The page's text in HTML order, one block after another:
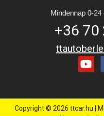
Mindennap 0-
+36 70
Copyright © 2026 ttcar.hu |